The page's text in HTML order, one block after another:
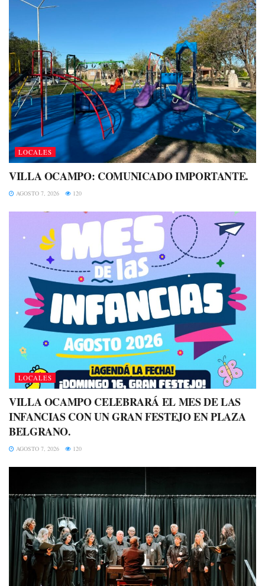
LOCALES
VILLA OCAMPO: COMUNICADO IMPORTANTE.
AGOSTO 7, 2026 120
LOCALES
VILLA OCAMPO CELEBRARÁ EL MES DE LAS
INFANCIAS CON UN GRAN FESTEJO EN PLAZA
BELGRANO.
AGOSTO 7, 2026 120